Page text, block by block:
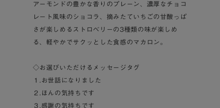
アーモンドの豊かな香りのプレーン、濃厚なチョコ
レート風味のショコラ、摘みたていちごの甘酸っぱ
さが楽しめるストロベリーの3種類の味が楽しめ
る、軽やかでサクッとした食感のマカロン。
◇お選びいただけるメッセージタグ
１.お世話になりました
２.ほんの気持ちです
３.感謝の気持ちです